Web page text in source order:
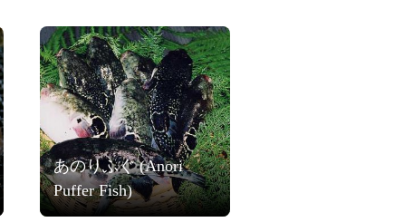
あのりふぐ (Anori
Puffer Fish)